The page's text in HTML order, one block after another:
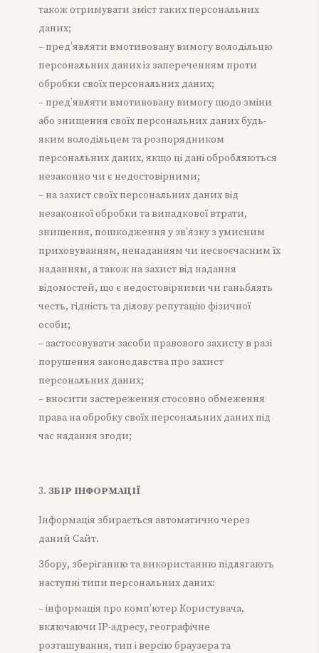
також отримувати зміст таких персональних
даних;
– пред’являти вмотивовану вимогу володільцю
персональних даних із запереченням проти
обробки своїх персональних даних;
– пред’являти вмотивовану вимогу щодо зміни
або знищення своїх персональних даних будь-
яким володільцем та розпорядником
персональних даних, якщо ці дані обробляються
незаконно чи є недостовірними;
– на захист своїх персональних даних від
незаконної обробки та випадкової втрати,
знищення, пошкодження у зв’язку з умисним
приховуванням, ненаданням чи несвоєчасним їх
наданням, а також на захист від надання
відомостей, що є недостовірними чи ганьблять
честь, гідність та ділову репутацію фізичної
особи;
– застосовувати засоби правового захисту в разі
порушення законодавства про захист
персональних даних;
– вносити застереження стосовно обмеження
права на обробку своїх персональних даних під
час надання згоди;
ЗБІР ІНФОРМАЦІЇ
Інформація збирається автоматично через
даний Сайт.
Збору, зберіганню та використанню підлягають
наступні типи персональних даних:
– інформація про комп’ютер Користувача,
включаючи IP-адресу, географічне
розташування, тип і версію браузера та